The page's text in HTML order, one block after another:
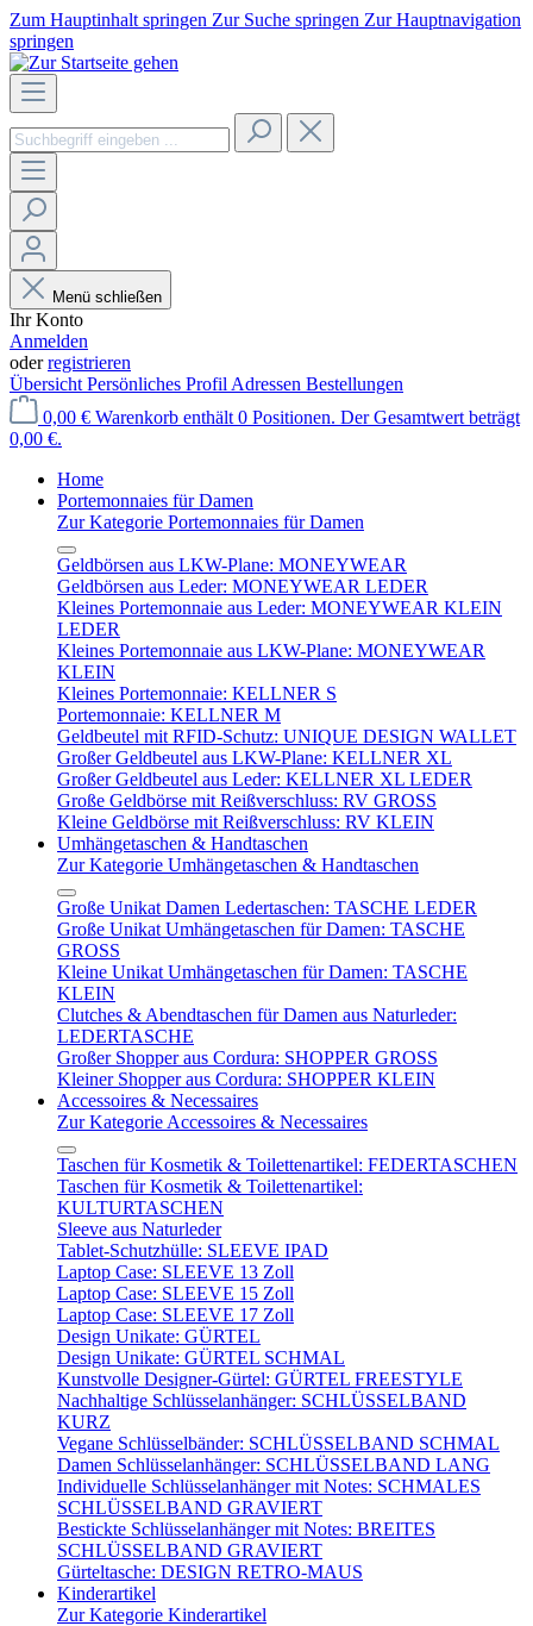
Zum Hauptinhalt springen Zur Suche springen Zur Hauptnavigation
springen
Menü schließen
Ihr Konto
Anmelden
oderregistrieren
Übersicht Persönliches Profil Adressen Bestellungen
0,00 € Warenkorb enthält 0 Positionen. Der Gesamtwert beträgt
0,00 €.
Home
Portemonnaies für Damen
Zur Kategorie Portemonnaies für Damen
Geldbörsen aus LKW-Plane: MONEYWEAR
Geldbörsen aus Leder: MONEYWEAR LEDER
Kleines Portemonnaie aus Leder: MONEYWEAR KLEIN
LEDER
Kleines Portemonnaie aus LKW-Plane: MONEYWEAR
KLEIN
Kleines Portemonnaie: KELLNER S
Portemonnaie: KELLNER M
Geldbeutel mit RFID-Schutz: UNIQUE DESIGN WALLET
Großer Geldbeutel aus LKW-Plane: KELLNER XL
Großer Geldbeutel aus Leder: KELLNER XL LEDER
Große Geldbörse mit Reißverschluss: RV GROSS
Kleine Geldbörse mit Reißverschluss: RV KLEIN
Umhängetaschen & Handtaschen
Zur Kategorie Umhängetaschen & Handtaschen
Große Unikat Damen Ledertaschen: TASCHE LEDER
Große Unikat Umhängetaschen für Damen: TASCHE
GROSS
Kleine Unikat Umhängetaschen für Damen: TASCHE
KLEIN
Clutches & Abendtaschen für Damen aus Naturleder:
LEDERTASCHE
Großer Shopper aus Cordura: SHOPPER GROSS
Kleiner Shopper aus Cordura: SHOPPER KLEIN
Accessoires & Necessaires
Zur Kategorie Accessoires & Necessaires
Taschen für Kosmetik & Toilettenartikel: FEDERTASCHEN
Taschen für Kosmetik & Toilettenartikel:
KULTURTASCHEN
Sleeve aus Naturleder
Tablet-Schutzhülle: SLEEVE IPAD
Laptop Case: SLEEVE 13 Zoll
Laptop Case: SLEEVE 15 Zoll
Laptop Case: SLEEVE 17 Zoll
Design Unikate: GÜRTEL
Design Unikate: GÜRTEL SCHMAL
Kunstvolle Designer-Gürtel: GÜRTEL FREESTYLE
Nachhaltige Schlüsselanhänger: SCHLÜSSELBAND
KURZ
Vegane Schlüsselbänder: SCHLÜSSELBAND SCHMAL
Damen Schlüsselanhänger: SCHLÜSSELBAND LANG
Individuelle Schlüsselanhänger mit Notes: SCHMALES
SCHLÜSSELBAND GRAVIERT
Bestickte Schlüsselanhänger mit Notes: BREITES
SCHLÜSSELBAND GRAVIERT
Gürteltasche: DESIGN RETRO-MAUS
Kinderartikel
Zur Kategorie Kinderartikel